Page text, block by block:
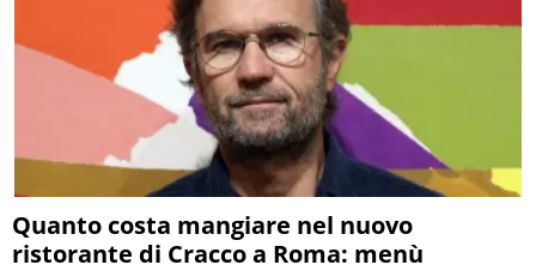
Quanto costa mangiare nel nuovo
ristorante di Cracco a Roma: menù